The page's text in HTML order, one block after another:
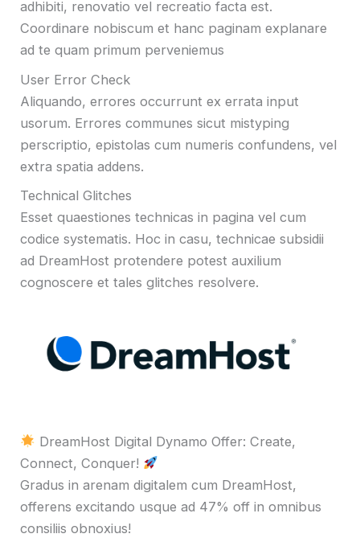
adhibiti, renovatio vel recreatio facta est.
Coordinare nobiscum et hanc paginam explanare
ad te quam primum perveniemus
User Error Check
Aliquando, errores occurrunt ex errata input
usorum. Errores communes sicut mistyping
perscriptio, epistolas cum numeris confundens, vel
extra spatia addens.
Technical Glitches
Esset quaestiones technicas in pagina vel cum
codice systematis. Hoc in casu, technicae subsidii
ad DreamHost protendere potest auxilium
cognoscere et tales glitches resolvere.
DreamHost Digital Dynamo Offer: Create,
Connect, Conquer!
Gradus in arenam digitalem cum DreamHost,
offerens excitando usque ad 47% off in omnibus
consiliis obnoxius!